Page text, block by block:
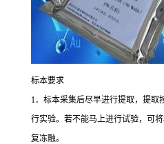
标本要求
1．标本采集后尽早进行提取，提
行实验。若不能马上进行试验，可
复冻融。